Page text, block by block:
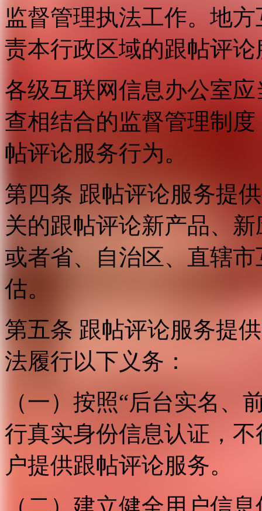
监督管理执法工作。地
责本行政区域的跟帖评
各级互联网信息办公室
查相结合的监督管理制
帖评论服务行为。
第四条 跟帖评论服务提
关的跟帖评论新产品、
或者省、自治区、直辖
估。
第五条 跟帖评论服务提
法履行以下义务：
（一）按照“后台实名、
行真实身份信息认证，
户提供跟帖评论服务。
（二）建立健全用户信